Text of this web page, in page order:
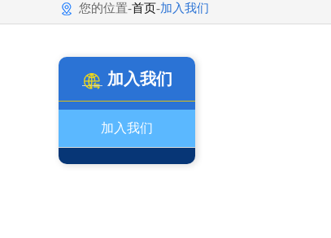
您的位置-首页-加入我们
加入我们
加入我们